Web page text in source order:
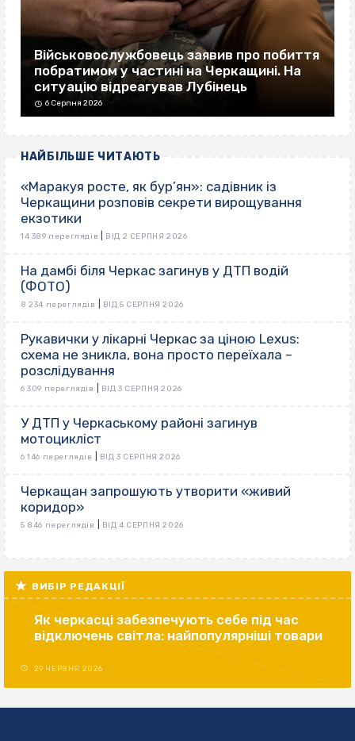
Військовослужбовець заявив про побиття
побратимом у частині на Черкащині. На
ситуацію відреагував Лубінець
6 Серпня 2026
НАЙБІЛЬШЕ ЧИТАЮТЬ
«Маракуя росте, як бур’ян»: садівник із
Черкащини розповів секрети вирощування
екзотики
14 389 переглядів ВІД 2 СЕРПНЯ 2026
На дамбі біля Черкас загинув у ДТП водій
(ФОТО)
8 234 переглядів ВІД 5 СЕРПНЯ 2026
Рукавички у лікарні Черкас за ціною Lexus:
схема не зникла, вона просто переїхала –
розслідування
6 309 переглядів ВІД 3 СЕРПНЯ 2026
У ДТП у Черкаському районі загинув
мотоцикліст
6 146 переглядів ВІД 3 СЕРПНЯ 2026
Черкащан запрошують утворити «живий
коридор»
5 846 переглядів ВІД 4 СЕРПНЯ 2026
ВИБІР РЕДАКЦІЇ
Як черкасці забезпечують себе під час
відключень світла: найпопулярніші товари
29 ЧЕРВНЯ 2026